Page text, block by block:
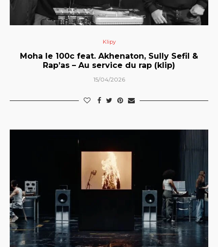
Klipy
Moha le 100c feat. Akhenaton, Sully Sefil &
Rap’as – Au service du rap (klip)
15/04/2026